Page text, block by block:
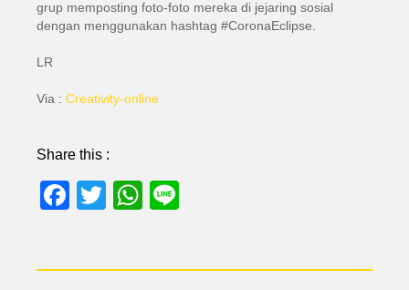
grup memposting foto-foto mereka di jejaring sosial
dengan menggunakan hashtag #CoronaEclipse.
LR
Via : Creativity-online
Share this :
Facebook
TwitterWhatsApp